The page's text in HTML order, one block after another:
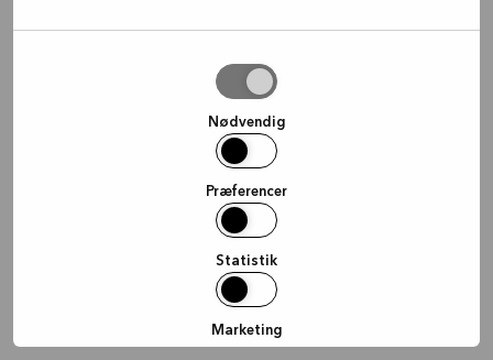
Nødvendig
Præferencer
Statistik
Marketing